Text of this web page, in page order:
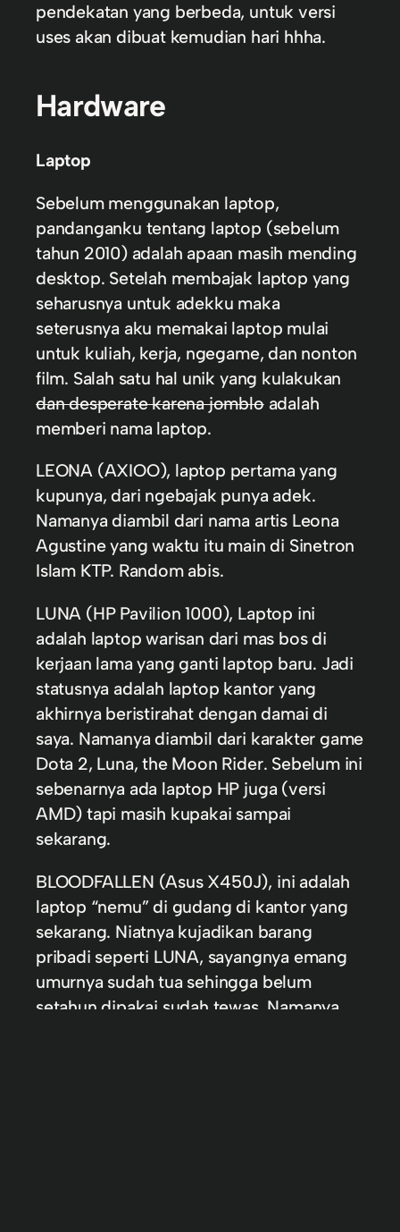
pendekatan yang berbeda, untuk versi
uses akan dibuat kemudian hari hhha.
Hardware
Laptop
Sebelum menggunakan laptop,
pandanganku tentang laptop (sebelum
tahun 2010) adalah apaan masih mending
desktop. Setelah membajak laptop yang
seharusnya untuk adekku maka
seterusnya aku memakai laptop mulai
untuk kuliah, kerja, ngegame, dan nonton
film. Salah satu hal unik yang kulakukan
dan desperate karena jombloadalah
memberi nama laptop.
LEONA (AXIOO), laptop pertama yang
kupunya, dari ngebajak punya adek.
Namanya diambil dari nama artis Leona
Agustine yang waktu itu main di Sinetron
Islam KTP. Random abis.
LUNA (HP Pavilion 1000), Laptop ini
adalah laptop warisan dari mas bos di
kerjaan lama yang ganti laptop baru. Jadi
statusnya adalah laptop kantor yang
akhirnya beristirahat dengan damai di
saya. Namanya diambil dari karakter game
Dota 2, Luna, the Moon Rider. Sebelum ini
sebenarnya ada laptop HP juga (versi
AMD) tapi masih kupakai sampai
sekarang.
BLOODFALLEN (Asus X450J), ini adalah
laptop “nemu” di gudang di kantor yang
sekarang. Niatnya kujadikan barang
pribadi seperti LUNA, sayangnya emang
umurnya sudah tua sehingga belum
setahun dipakai sudah tewas. Namanya